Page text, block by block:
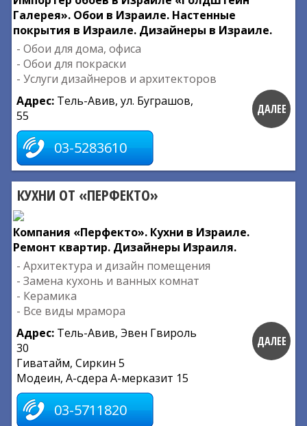
Галерея». Обои в Израиле. Настенные
покрытия в Израиле. Дизайнеры в Израиле.
- Обои для дома, офиса
- Обои для покраски
- Услуги дизайнеров и архитекторов
Адрес: Тель-Авив, ул. Буграшов,
55
03-5283610
ДАЛЕЕ
КУХНИ ОТ «ПЕРФЕКТО»
Компания «Перфекто». Кухни в Израиле.
Ремонт квартир. Дизайнеры Израиля.
- Архитектура и дизайн помещения
- Замена кухонь и ванных комнат
- Керамика
- Все виды мрамора
Адрес: Тель-Авив, Эвен Гвироль
30
Гиватайм, Сиркин 5
Модеин, А-сдера А-мерказит 15
03-5711820
ДАЛЕЕ